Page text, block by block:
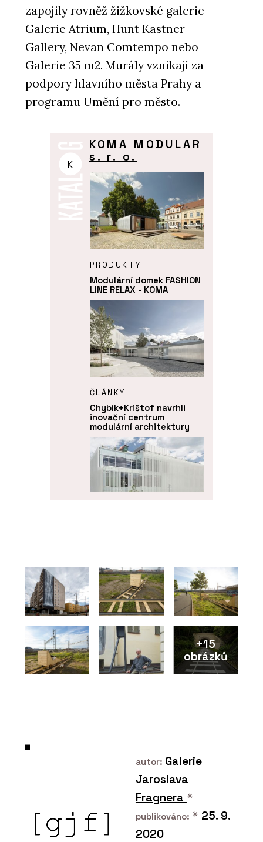
zapojily rovněž žižkovské galerie
Galerie Atrium, Hunt Kastner
Gallery, Nevan Comtempo nebo
Galerie 35 m2. Murály vznikají za
podpory hlavního města Prahy a
programu Umění pro město.
K
KOMA MODULAR
s. r. o.
PRODUKTY
Modulární domek FASHION
LINE RELAX - KOMA
ČLÁNKY
Chybík+Krištof navrhli
inovační centrum
modulární architektury
PRODUKTY
Modulární bytové domy -
KOMA
Umění prvního dojmu.
Modulární fasády
kombinují praktické a
elegantní v jeden celek
+15
obrázků
autor: Galerie
Jaroslava
Fragnera *
publikováno: * 25. 9.
2020